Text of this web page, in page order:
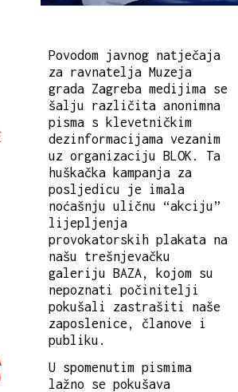
Povodom javnog natječaja
za ravnatelja Muzeja
grada Zagreba medijima se
šalju različita anonimna
pisma s klevetničkim
dezinformacijama vezanim
uz organizaciju BLOK. Ta
huškačka kampanja za
posljedicu je imala
noćašnju uličnu “akciju”
lijepljenja
provokatorskih plakata na
našu trešnjevačku
galeriju BAZA, kojom su
nepoznati počinitelji
pokušali zastrašiti naše
zaposlenice, članove i
publiku.
U spomenutim pismima
lažno se pokušava